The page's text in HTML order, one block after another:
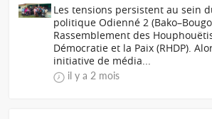
Les tensions persistent au sein
politique Odienné 2
Rassemblement des
Démocratie et la Paix (RHDP).
initiative de média...
il y a 2 mois